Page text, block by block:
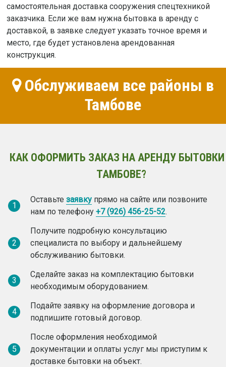
самостоятельная доставка сооружения спецтехникой
заказчика. Если же вам нужна бытовка в аренду с
доставкой, в заявке следует указать точное время и
место, где будет установлена арендованная
конструкция.
Обслуживаем все районы в
Тамбове
КАК ОФОРМИТЬ ЗАКАЗ НА АРЕНДУ БЫТОВКИ
ТАМБОВЕ?
1
Оставьте заявку прямо на сайте или позвоните
нам по телефону +7 (926) 456-25-52.
2
Получите подробную консультацию
специалиста по выбору и дальнейшему
обслуживанию бытовки.
3
Сделайте заказ на комплектацию бытовки
необходимым оборудованием.
4
Подайте заявку на оформление договора и
подпишите готовый договор.
5
После оформления необходимой
документации и оплаты услуг мы приступим к
доставке бытовки на объект.